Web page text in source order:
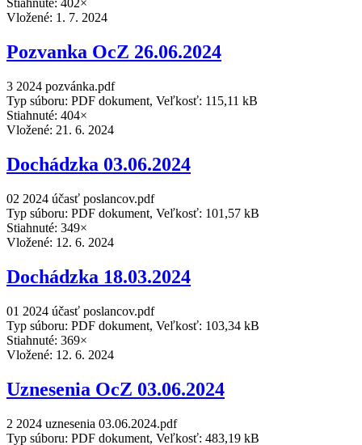
Stiahnuté: 402×
Vložené: 1. 7. 2024
Pozvanka OcZ 26.06.2024
3 2024 pozvánka.pdf
Typ súboru: PDF dokument, Veľkosť: 115,11 kB
Stiahnuté: 404×
Vložené: 21. 6. 2024
Dochádzka 03.06.2024
02 2024 účasť poslancov.pdf
Typ súboru: PDF dokument, Veľkosť: 101,57 kB
Stiahnuté: 349×
Vložené: 12. 6. 2024
Dochádzka 18.03.2024
01 2024 účasť poslancov.pdf
Typ súboru: PDF dokument, Veľkosť: 103,34 kB
Stiahnuté: 369×
Vložené: 12. 6. 2024
Uznesenia OcZ 03.06.2024
2 2024 uznesenia 03.06.2024.pdf
Typ súboru: PDF dokument, Veľkosť: 483,19 kB